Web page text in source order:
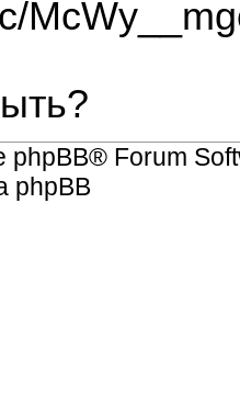
phpBB® Forum
phpBB